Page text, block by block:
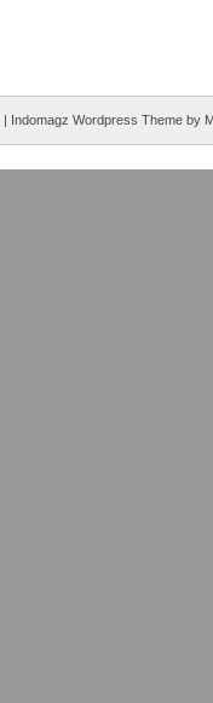
Indomagz Wordpress Theme by
|